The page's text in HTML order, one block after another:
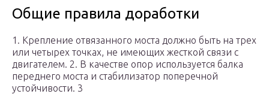
Общие правила доработки
1. Крепление отвязанного моста должно быть на трех
или четырех точках, не имеющих жесткой связи с
двигателем. 2. В качестве опор используется балка
переднего моста и стабилизатор поперечной
устойчивости. 3